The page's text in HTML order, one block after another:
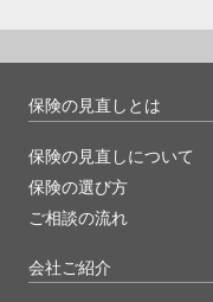
保険の見直しとは
保険の見直しについて
保険の選び方
ご相談の流れ
会社ご紹介